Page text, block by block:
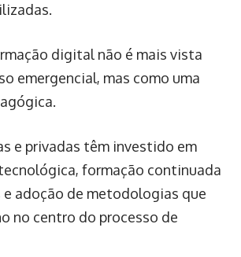
digital não é mais vista
emergencial, mas como uma
e privadas têm investido em
formação continuada
e adoção de metodologias que
no centro do processo de